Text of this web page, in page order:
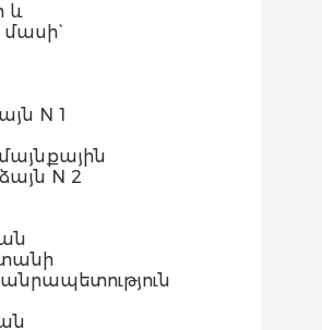
և
N 1
N 2